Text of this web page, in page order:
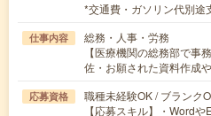
*交通費・ガソリン代別途
仕事内容
総務・人事・労務
【医療機関の総務部で事
佐・お願された資料作成
応募資格
職種未経験OK / ブランク
【応募スキル】・Word